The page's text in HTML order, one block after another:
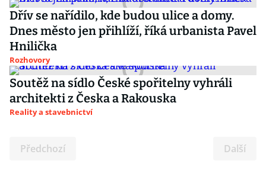
Dřív se nařídilo, kde budou ulice a domy.
Dnes město jen přihlíží, říká urbanista Pavel
Hnilička
Rozhovory
Soutěž na sídlo České spořitelny vyhráli
architekti z Česka a Rakouska
Reality a stavebnictví
Předchozí Další